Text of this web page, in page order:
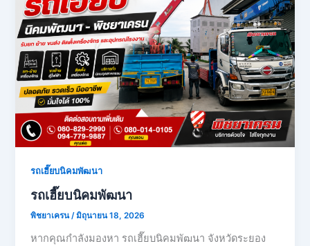
รถเฮี๊ยบนิคมพัฒนา
รถเฮี๊ยบนิคมพัฒนา
พิชยาเครน/มิถุนายน 18, 2026
หากคุณกำลังมองหา รถเฮี๊ยบนิคมพัฒนา จังหวัดระยอง